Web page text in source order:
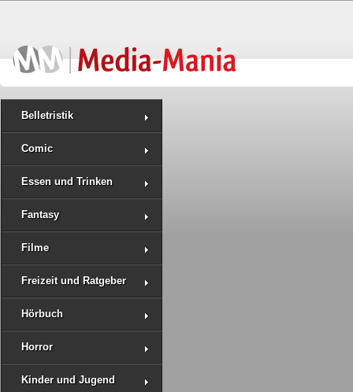
Belletristik
Comic
Essen und Trinken
Fantasy
Filme
Freizeit und Ratgeber
Hörbuch
Horror
Kinder und Jugend